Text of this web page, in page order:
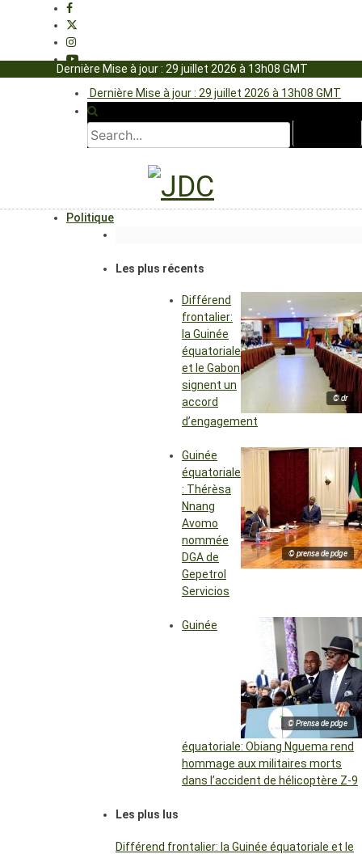
Dernière Mise à jour : 29 juillet 2026 à 13h08 GMT
Dernière Mise à jour : 29 juillet 2026 à 13h08 GMT
Politique
Les plus récents
© dr
Différend
frontalier:
la Guinée
équatoriale
et le Gabon
signent un
accord
d’engagement
© prensa de pdge
Guinée
équatoriale
: Thérèsa
Nnang
Avomo
nommée
DGA de
Gepetrol
Servicios
© Prensa de pdge
Guinée
équatoriale: Obiang Nguema rend
hommage aux militaires morts
dans l’accident de hélicoptère Z-9
Les plus lus
Différend frontalier: la Guinée équatoriale et le